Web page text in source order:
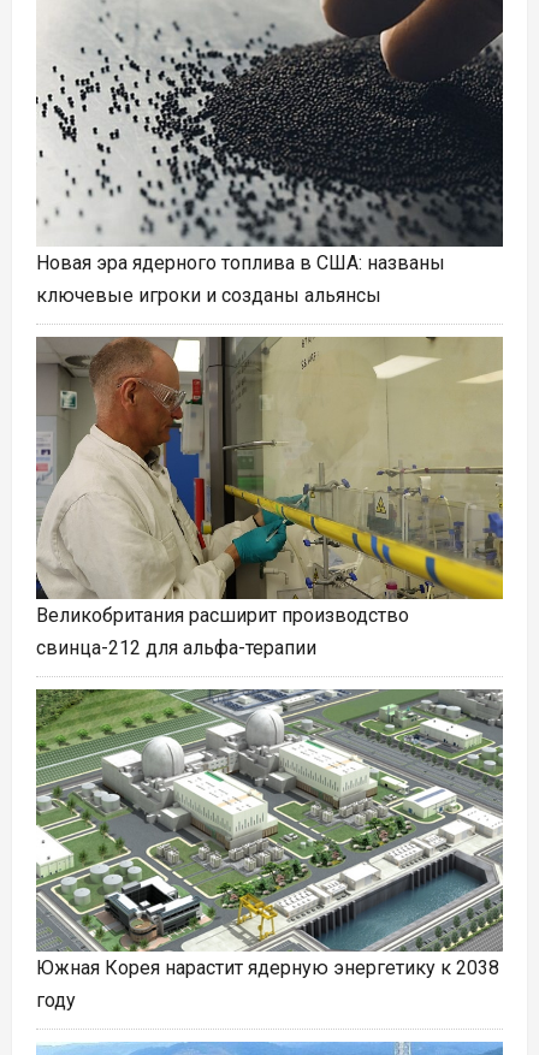
Новая эра ядерного топлива в США: названы
ключевые игроки и созданы альянсы
Великобритания расширит производство
свинца-212 для альфа-терапии
Южная Корея нарастит ядерную энергетику к 2038
году